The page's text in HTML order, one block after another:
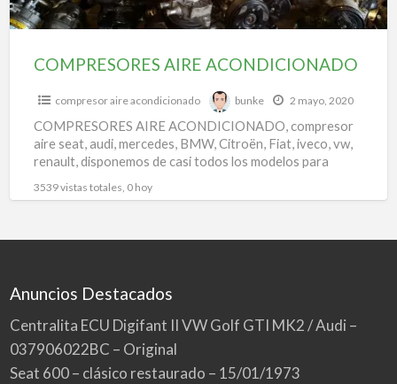
COMPRESORES AIRE ACONDICIONADO
compresor aire acondicionado bunke 2 mayo, 2020
COMPRESORES AIRE ACONDICIONADO, compresor
aire seat, audi, mercedes, BMW, Citroën, Fiat, iveco, vw,
renault, disponemos de casi todos los modelos para
3539 vistas totales, 0 hoy
Anuncios Destacados
Centralita ECU Digifant II VW Golf GTI MK2 / Audi –
037906022BC – Original
Seat 600 – clásico restaurado – 15/01/1973